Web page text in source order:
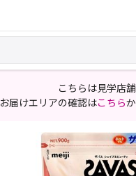
こちらは見学店舗
お届けエリアの確認はこちら